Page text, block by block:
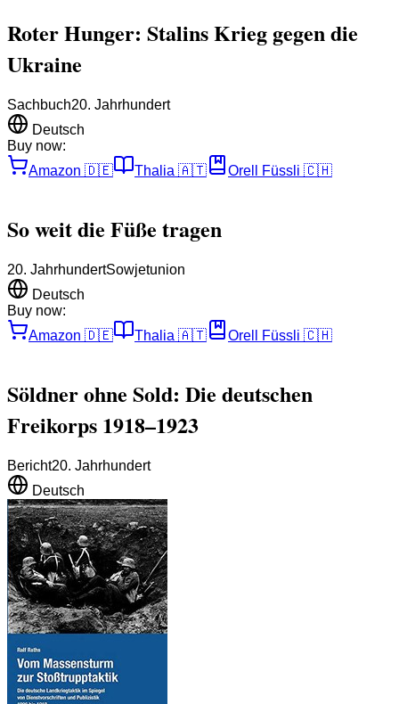
Roter Hunger: Stalins Krieg gegen die
Ukraine
Sachbuch20. Jahrhundert
Deutsch
Buy now:
Amazon 🇩🇪 Thalia 🇦🇹 Orell Füssli 🇨🇭
So weit die Füße tragen
20. JahrhundertSowjetunion
Deutsch
Buy now:
Amazon 🇩🇪 Thalia 🇦🇹 Orell Füssli 🇨🇭
Söldner ohne Sold: Die deutschen
Freikorps 1918–1923
Bericht20. Jahrhundert
Deutsch